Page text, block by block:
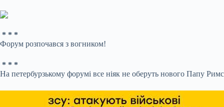
* * *
Форум розпочався з вогником!
* * *
На петербурзькому форумі все ніяк не оберуть нового Папу